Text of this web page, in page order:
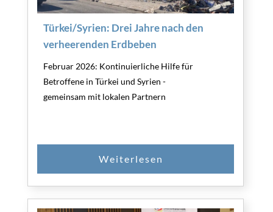
Türkei/Syrien: Drei Jahre nach den
verheerenden Erdbeben
Februar 2026: Kontinuierliche Hilfe für
Betroffene in Türkei und Syrien -
gemeinsam mit lokalen Partnern